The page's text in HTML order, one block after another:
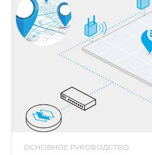
ОСНОВНОЕ РУКОВОДСТВО